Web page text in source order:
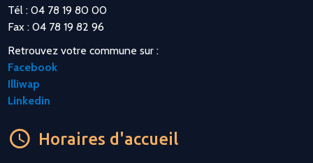
Tél : 04 78 19 80 00
Fax : 04 78 19 82 96
Retrouvez votre commune sur :
Facebook
Illiwap
Linkedin
Horaires d'accueil